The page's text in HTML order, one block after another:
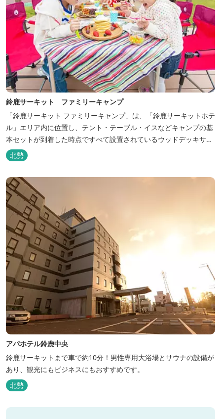
鈴鹿サーキット ファミリーキャンプ
「鈴鹿サーキット ファミリーキャンプ」は、「鈴鹿サーキットホテ
ル」エリア内に位置し、テント・テーブル・イスなどキャンプの基
本セットが到着した時点ですべて設置されているウッドデッキサイ
トの他、初めてのキャンプでも安心して楽しめる設備が整ったキャ
ンプ場です。 さらに、手ぶらでキャンプをお楽しみいただけるよう
に夕食バーべキュー用の炭火セットなどのレンタル品や国産牛BBQ
セットなどの食材も事前にご...
北勢
アパホテル鈴鹿中央
鈴鹿サーキットまで車で約10分！男性専用大浴場とサウナの設備が
あり、観光にもビジネスにもおすすめです。
北勢